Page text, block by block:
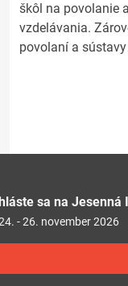
škôl na povolanie
vzdelávania.
povolaní a
sa na Jesenná
- 26. november 2026